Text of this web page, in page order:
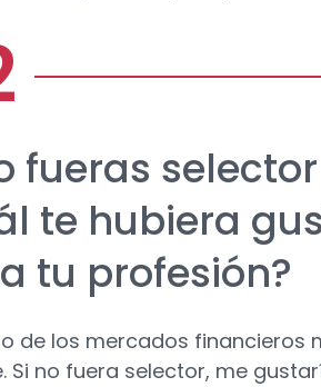
fueras
te hubiera
tu profesión?
de los mercados financieros
Si no fuera selector, me